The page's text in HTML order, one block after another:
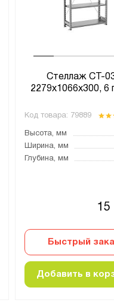
Стеллаж СТ-
2279x1066x300, 6
Код товара: 79889
Высота, мм
Ширина, мм
Глубина, мм
15
Быстрый
Добавить в